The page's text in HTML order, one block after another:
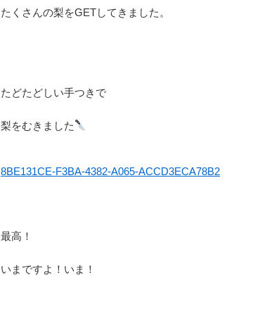
たくさんの梨をGETしてきました。
たどたどしい手つきで
梨をむきました
8BE131CE-F3BA-4382-A065-ACCD3ECA78B2
最高！
いまですよ！いま！